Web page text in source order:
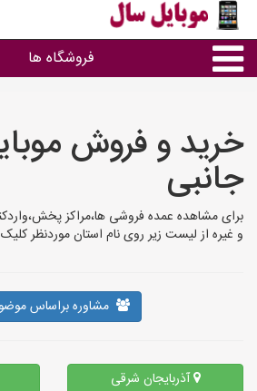
فروشگاه ها
سایر گروه ها
فروشگاه های
خرید و فروش
جانبی
برای مشاهده عمده فروشی ها،مراکز
و غیره از لیست زیر روی نام استان موردنظر کلیک
مشاوره براساس
آذربایجان شرقی